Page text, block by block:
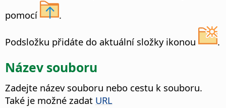
pomocí
.
Podsložku přidáte do aktuální složky ikonou .
Název souboru
Zadejte název souboru nebo cestu k souboru.
Také je možné zadat URL